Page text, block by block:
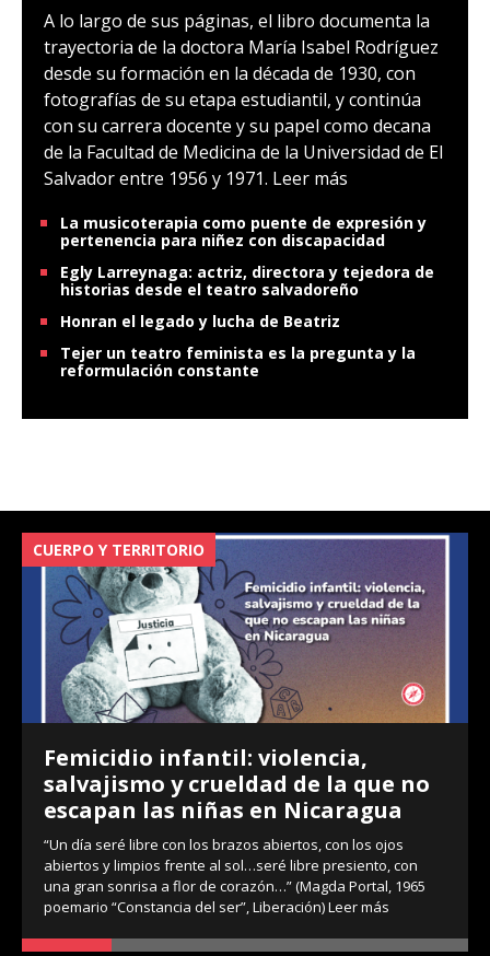
A lo largo de sus páginas, el libro documenta la
trayectoria de la doctora María Isabel Rodríguez
desde su formación en la década de 1930, con
fotografías de su etapa estudiantil, y continúa
con su carrera docente y su papel como decana
de la Facultad de Medicina de la Universidad de El
Salvador entre 1956 y 1971. Leer más
La musicoterapia como puente de expresión y
pertenencia para niñez con discapacidad
Egly Larreynaga: actriz, directora y tejedora de
historias desde el teatro salvadoreño
Honran el legado y lucha de Beatriz
Tejer un teatro feminista es la pregunta y la
reformulación constante
CUERPO Y TERRITORIO
Femicidio infantil: violencia,
salvajismo y crueldad de la que no
escapan las niñas en Nicaragua
“Un día seré libre con los brazos abiertos, con los ojos
abiertos y limpios frente al sol…seré libre presiento, con
una gran sonrisa a flor de corazón…” (Magda Portal, 1965
poemario “Constancia del ser”, Liberación)Leer más